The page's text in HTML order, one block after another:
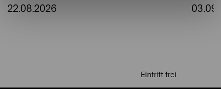
22.08.2026
Eintritt frei